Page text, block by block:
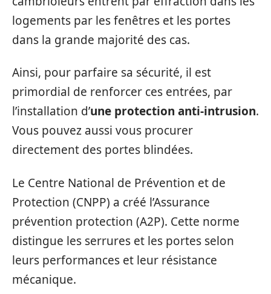
logements par les fenêtres et les portes
dans la grande majorité des cas.
Ainsi, pour parfaire sa sécurité, il est
primordial de renforcer ces entrées, par
l’installation d’une protection anti-intrusion.
Vous pouvez aussi vous procurer
directement des portes blindées.
Le Centre National de Prévention et de
Protection (CNPP) a créé l’Assurance
prévention protection (A2P). Cette norme
distingue les serrures et les portes selon
leurs performances et leur résistance
mécanique.